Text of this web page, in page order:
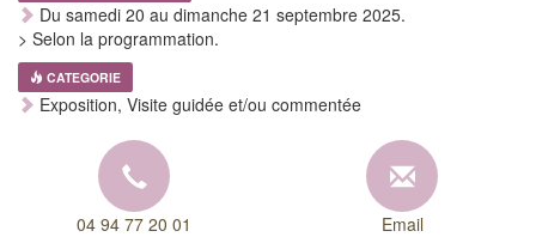
Du samedi 20 au dimanche 21 septembre 2025.
> Selon la programmation.
CATEGORIE
Exposition, Visite guidée et/ou commentée
04 94 77 20 01 Email